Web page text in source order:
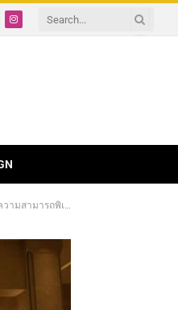
Instagram
ศษทางด้านดนตรี